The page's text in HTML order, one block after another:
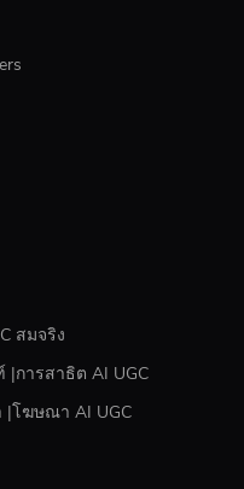
สมจริง
การสาธิต AI UGC
|โฆษณา AI UGC